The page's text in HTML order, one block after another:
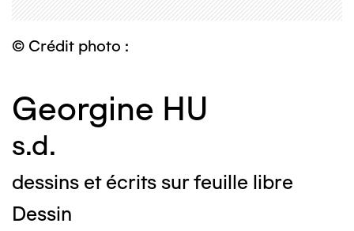
© Crédit photo :
Georgine HU
s.d.
dessins et écrits sur feuille libre
Dessin